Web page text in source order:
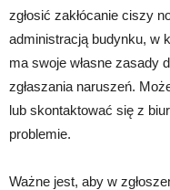
zgłosić zakłócanie ciszy
administracją budynku, w
ma swoje własne zasady
zgłaszania naruszeń.
lub skontaktować się z
problemie.
Ważne jest, aby w